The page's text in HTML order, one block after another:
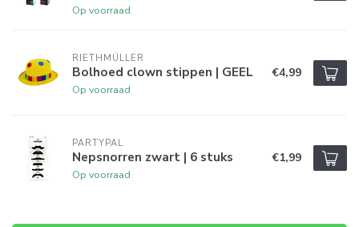
Op voorraad
RIETHMÜLLER
Bolhoed clown stippen | GEEL
Op voorraad
€4,99
PARTYPAL
Nepsnorren zwart | 6 stuks
Op voorraad
€1,99